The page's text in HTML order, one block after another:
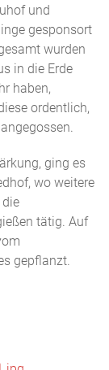
und
gesponsort
wurden
in die Erde
haben,
ordentlich,
ging es
wo weitere
tätig. Auf
gepflanzt.